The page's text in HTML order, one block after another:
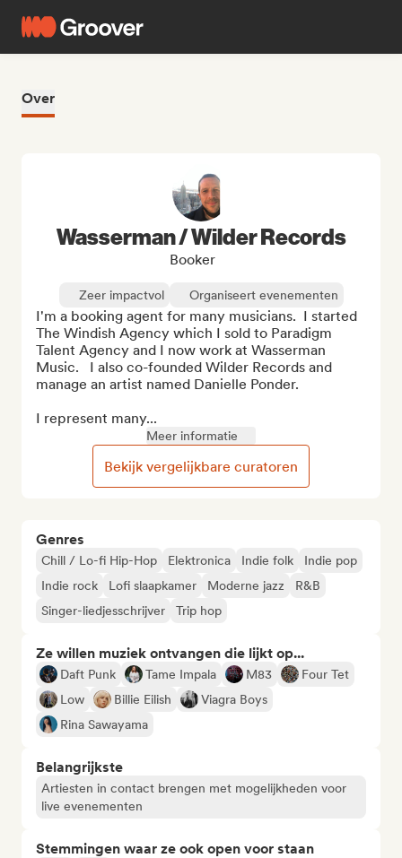
Over
Genres
Chill / Lo-fi Hip-Hop Elektronica Indie folk
Indie pop
Indie rock
Lofi slaapkamer Moderne jazz
R&B
Singer-liedjesschrijver
Trip hop
Ze willen muziek ontvangen die lijkt op...
Daft Punk Tame Impala M83
Four Tet
Low
Billie Eilish
Viagra Boys
Rina Sawayama
Belangrijkste
Artiesten in contact brengen met mogelijkheden voor
live evenementen
Stemmingen waar ze ook open voor staan
Wasserman / Wilder Records
Booker
Zeer impactvol Organiseert evenementen
I'm a booking agent for many musicians.  I started
The Windish Agency which I sold to Paradigm
Talent Agency and I now work at Wasserman
Music.   I also co-founded Wilder Records and
manage an artist named Danielle Ponder.
I represent many...
Meer informatie
Bekijk vergelijkbare curatoren